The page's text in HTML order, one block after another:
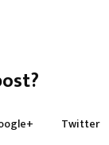
Twitter